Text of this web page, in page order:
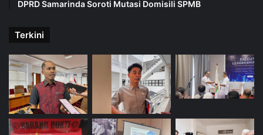
DPRD Samarinda Soroti Mutasi Domisili SPMB
Terkini